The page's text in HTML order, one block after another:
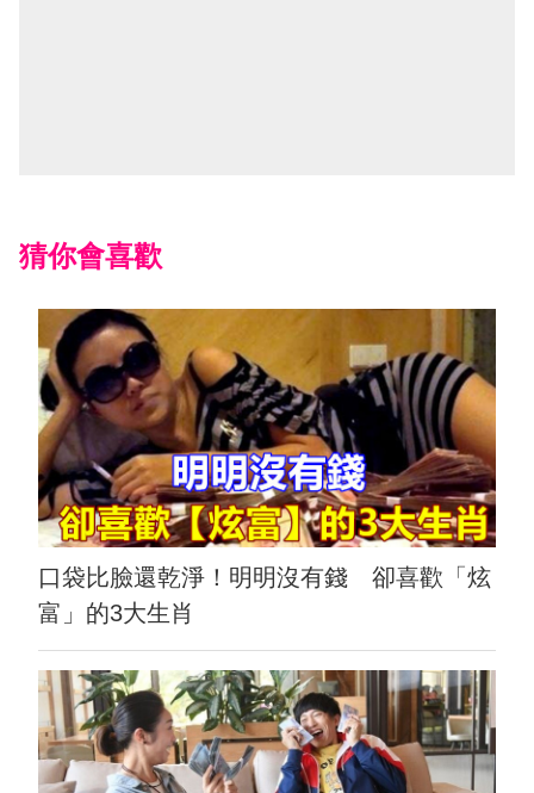
猜你會喜歡
口袋比臉還乾淨！明明沒有錢 卻喜歡「炫
富」的3大生肖